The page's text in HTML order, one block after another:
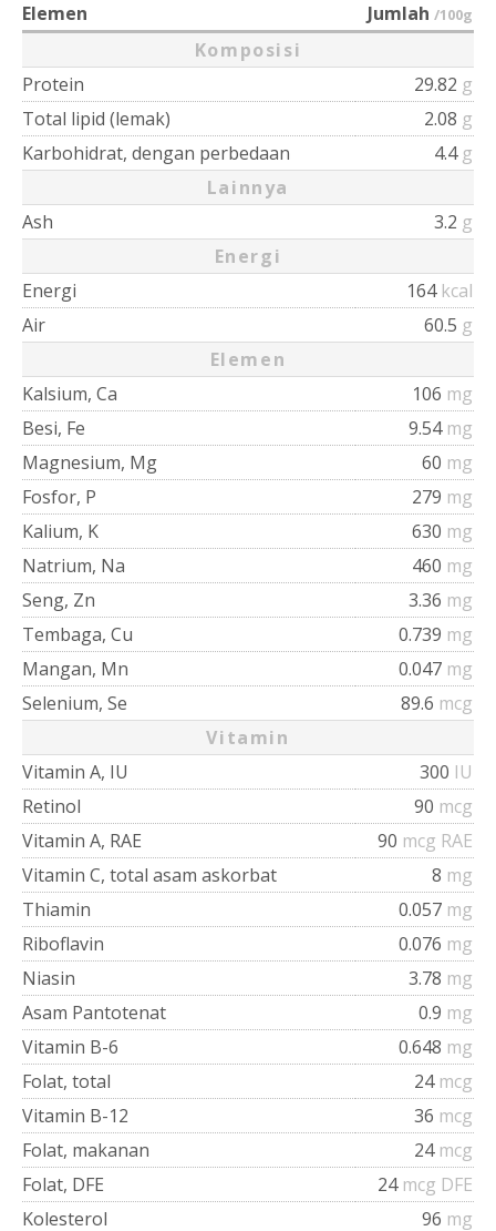
Elemen Jumlah /100g
Komposisi
Protein
29.82 g
Total lipid (lemak)
2.08 g
Karbohidrat, dengan perbedaan
4.4 g
Lainnya
Ash
3.2 g
Energi
Energi
164 kcal
Air
60.5 g
Elemen
Kalsium, Ca
106 mg
Besi, Fe
9.54 mg
Magnesium, Mg
60 mg
Fosfor, P
279 mg
Kalium, K
630 mg
Natrium, Na
460 mg
Seng, Zn
3.36 mg
Tembaga, Cu
0.739 mg
Mangan, Mn
0.047 mg
Selenium, Se
89.6 mcg
Vitamin
Vitamin A, IU
300 IU
Retinol
90 mcg
Vitamin A, RAE
90 mcg RAE
Vitamin C, total asam askorbat
8 mg
Thiamin
0.057 mg
Riboflavin
0.076 mg
Niasin
3.78 mg
Asam Pantotenat
0.9 mg
Vitamin B-6
0.648 mg
Folat, total
24 mcg
Vitamin B-12
36 mcg
Folat, makanan
24 mcg
Folat, DFE
24 mcg DFE
Kolesterol
96 mg